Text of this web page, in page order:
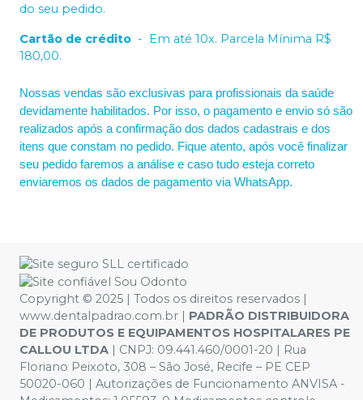
do seu pedido.
Cartão de crédito - Em até 10x. Parcela Mínima R$
180,00.
Nossas vendas são exclusivas para profissionais da saúde
devidamente habilitados. Por isso, o pagamento e envio só são
realizados após a confirmação dos dados cadastrais e dos
itens que constam no pedido. Fique atento, após você finalizar
seu pedido faremos a análise e caso tudo esteja correto
enviaremos os dados de pagamento via WhatsApp.
Copyright © 2025 | Todos os direitos reservados |
www.dentalpadrao.com.br | PADRÃO DISTRIBUIDORA
DE PRODUTOS E EQUIPAMENTOS HOSPITALARES PE
CALLOU LTDA | CNPJ: 09.441.460/0001-20 | Rua
Floriano Peixoto, 308 – São José, Recife – PE CEP
50020-060 | Autorizações de Funcionamento ANVISA -